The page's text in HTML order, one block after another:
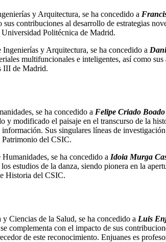
y Arquitectura, se ha concedido a
contribuciones al desarrollo de estrategias
Politécnica de Madrid.
Ingenierías y Arquitectura, se ha concedido a
multifuncionales e inteligentes, así como
III de Madrid.
se ha concedido a Felipe Criado Boado
modificado el paisaje en el transcurso de la
Sus singulares líneas de
Patrimonio del CSIC.
Humanidades, se ha concedido a Idoia Murga
estudios de la danza, siendo pionera en la
Historia del CSIC.
Ciencias de la Salud, se ha concedido a Luis
complementa con el impacto de sus
de este reconocimiento. Enjuanes es